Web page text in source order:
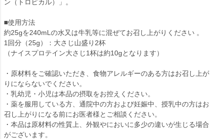
ン（トロピカル）」。
■使用方法
約25gを240mLの水又は牛乳等に混ぜてお召し上がりください 。
1回分（25g）：大さじ山盛り2杯
（ナイスプロテイン大さじ1杯は約10gとなります）
・原材料をご確認いただき、食物アレルギーのある方はお召し上が
りにならないでください。
・乳幼児・小児は本品の摂取をお控えください。
・薬を服用している方、通院中の方および妊娠中、授乳中の方はお
召し上がりになる前にお医者様とご相談ください。
・本品は原材料の性質上、外観やにおいに多少の違いが生じる場合
がございます。